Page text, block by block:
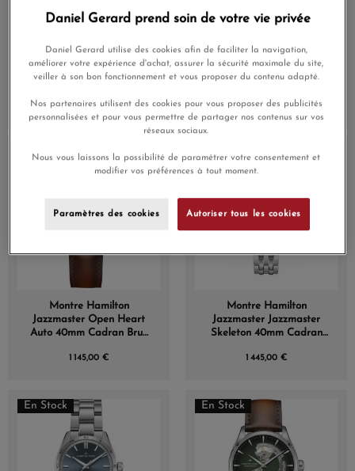
(1 avis)
Montre Hamilton
Jazzmaster Quartz 40
mm Cadran Bleu Bracelet
460,00 €
Montre Hamilton
Jazzmaster Open Heart
Auto 42mm Cadran Brun
1 225,00 €
En Stock
Montre Hamilton
Jazzmaster Open Heart
Auto 40mm Cadran Brun
1 145,00 €
En Stock
Montre Hamilton
Jazzmaster Jazzmaster
Skeleton 40mm Cadran
1 445,00 €
En Stock En Stock
Daniel Gerard prend soin de votre vie privée
Daniel Gerard utilise des cookies afin de faciliter la navigation,
améliorer votre expérience d'achat, assurer la sécurité maximale du site,
veiller à son bon fonctionnement et vous proposer du contenu adapté.
Nos partenaires utilisent des cookies pour vous proposer des publicités
personnalisées et pour vous permettre de partager nos contenus sur vos
réseaux sociaux.
Nous vous laissons la possibilité de paramétrer votre consentement et
modifier vos préférences à tout moment.
Paramètres des cookies Autoriser tous les cookies